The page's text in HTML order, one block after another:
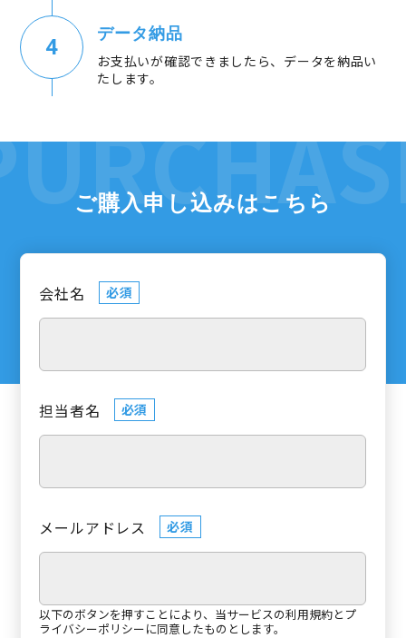
データ納品
お支払いが確認できましたら、データを納品い
たします。
ご購入申し込みはこちら
会社名 必須
担当者名 必須
メールアドレス 必須
以下のボタンを押すことにより、当サービスの利用規約と プ
ライバシーポリシーに同意したものとします。